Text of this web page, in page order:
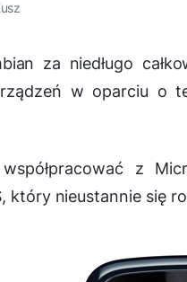
za niedługo
w oparciu o
z
który nieustannie się